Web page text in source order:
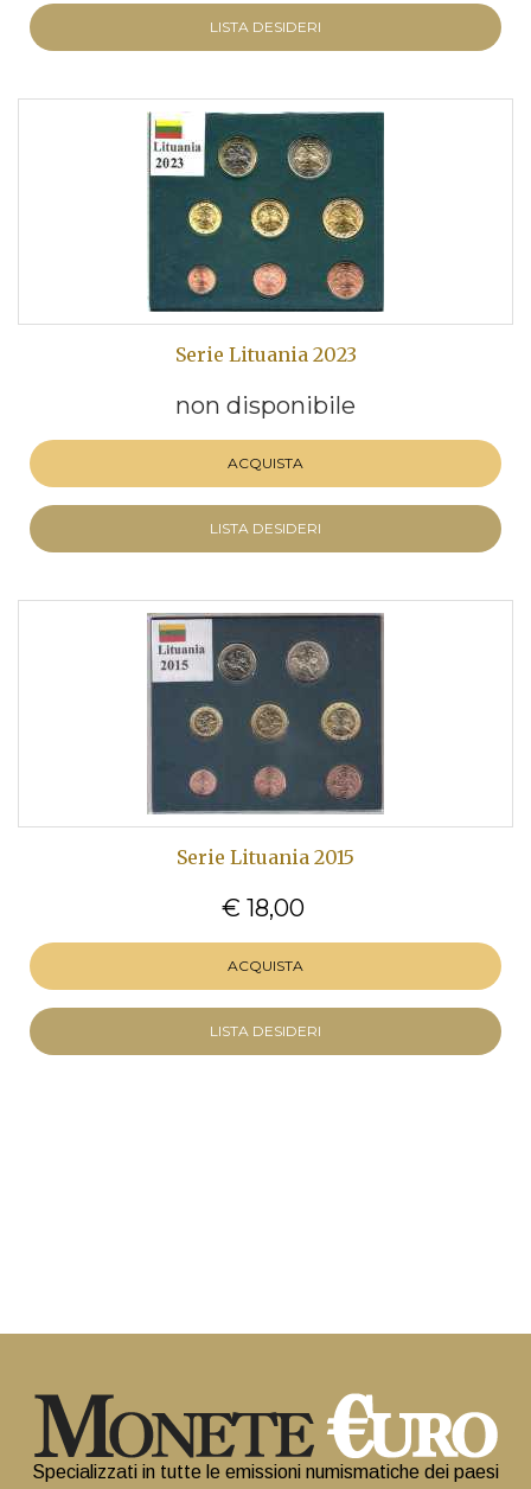
LISTA DESIDERI
Serie Lituania 2023
non disponibile
ACQUISTA
LISTA DESIDERI
Serie Lituania 2015
€ 18,00
ACQUISTA
LISTA DESIDERI
Specializzati in tutte le emissioni numismatiche dei paesi